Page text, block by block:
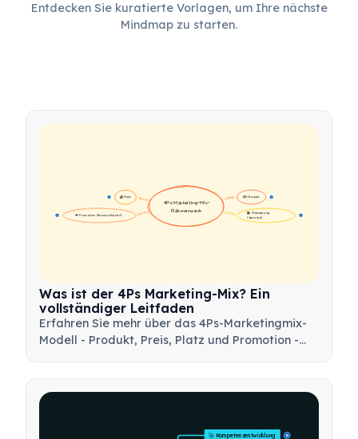
Entdecken Sie kuratierte Vorlagen, um Ihre nächste
Mindmap zu starten.
📦 Produkt 16
💰 Preis
16
🏪 Platzierung
(Vertrieb)
📢 Promotion (Kommunikation)
4Ps Marketing-Mix-
Rahmenwerk
Was ist der 4Ps Marketing-Mix? Ein
vollständiger Leitfaden
Erfahren Sie mehr über das 4Ps-Marketingmix-
Modell - Produkt, Preis, Platz und Promotion -
Marketingstrategien zu entwickeln.
🚀 Kompetenzentwicklung 15